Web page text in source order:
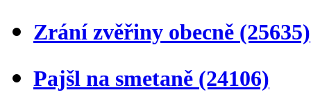
Zrání zvěřiny obecně (25635)
Pajšl na smetaně (24106)